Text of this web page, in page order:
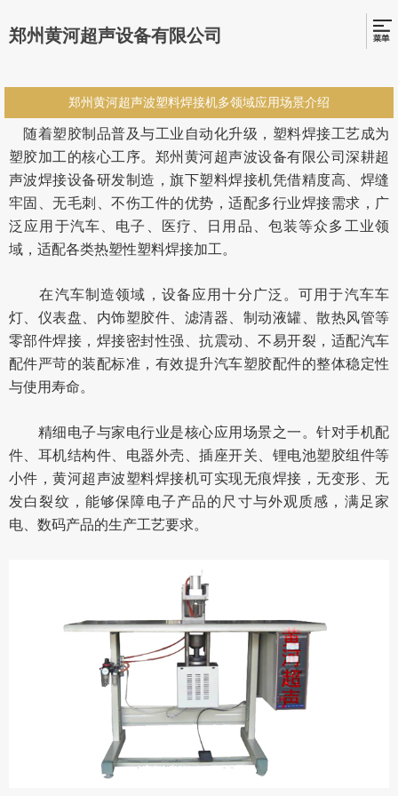
郑州黄河超声设备有限公司
郑州黄河超声波塑料焊接机多领域应用场景介绍
随着塑胶制品普及与工业自动化升级，塑料焊接工艺成为
塑胶加工的核心工序。郑州黄河超声波设备有限公司深耕超
声波焊接设备研发制造，旗下塑料焊接机凭借精度高、焊缝
牢固、无毛刺、不伤工件的优势，适配多行业焊接需求，广
泛应用于汽车、电子、医疗、日用品、包装等众多工业领
域，适配各类热塑性塑料焊接加工。
在汽车制造领域，设备应用十分广泛。可用于汽车车
灯、仪表盘、内饰塑胶件、滤清器、制动液罐、散热风管等
零部件焊接，焊接密封性强、抗震动、不易开裂，适配汽车
配件严苛的装配标准，有效提升汽车塑胶配件的整体稳定性
与使用寿命。
精细电子与家电行业是核心应用场景之一。针对手机配
件、耳机结构件、电器外壳、插座开关、锂电池塑胶组件等
小件，黄河超声波塑料焊接机可实现无痕焊接，无变形、无
发白裂纹，能够保障电子产品的尺寸与外观质感，满足家
电、数码产品的生产工艺要求。